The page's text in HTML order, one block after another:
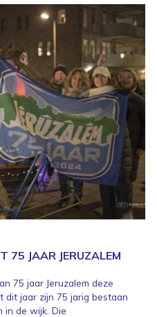
75 JAAR JERUZALEM
75 jaar Jeruzalem deze
dit jaar zijn 75 jarig bestaan
in de wijk. Die